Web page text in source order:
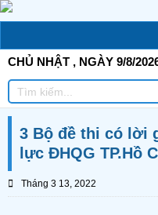
Skip
to
CHỦ NHẬT , NGÀY 9/8/
Tìm
kiếm
3 Bộ đề thi có lời
lực ĐHQG TP.Hồ
Tháng 3 13, 2022